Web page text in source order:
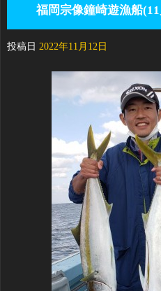
福岡宗像鐘崎遊漁船
投稿日 2022年11月12日